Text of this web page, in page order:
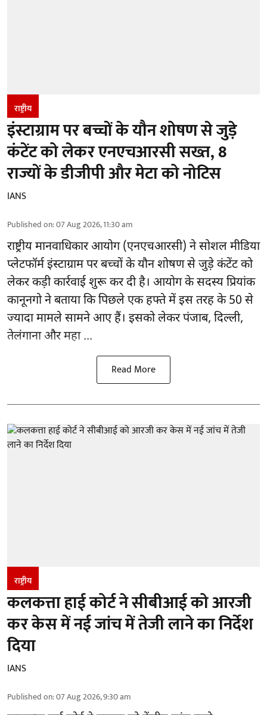
राष्ट्रीय
इंस्टाग्राम पर बच्चों के यौन शोषण से जुड़े
कंटेंट को लेकर एनएचआरसी सख्त, 8
राज्यों के डीजीपी और मेटा को नोटिस
IANS
Published on:07 Aug 2026, 11:30 am
राष्ट्रीय मानवाधिकार आयोग(एनएचआरसी) ने सोशल मीडिया
प्लेटफॉर्म इंस्टाग्राम पर बच्चों के यौन शोषण से जुड़े कंटेंट को
लेकर कड़ी कार्रवाई शुरू कर दी है। आयोग के सदस्य प्रियांक
कानूनगो ने बताया कि पिछले एक हफ्ते में इस तरह के 50 से
ज्यादा मामले सामने आए हैं। इसको लेकर पंजाब, दिल्ली,
तेलंगाना और महा ...
Read More
राष्ट्रीय
कलकत्ता हाई कोर्ट ने सीबीआई को आरजी
कर केस में नई जांच में तेजी लाने का निर्देश
दिया
IANS
Published on:07 Aug 2026, 9:30 am